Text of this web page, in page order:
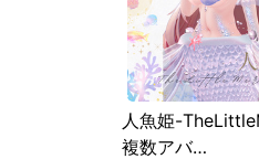
人魚姫-
複数アバ…